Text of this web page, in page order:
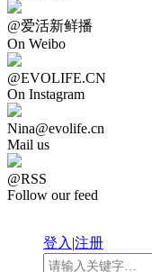
@爱活新鲜播
On Weibo
@EVOLIFE.CN
On Instagram
Nina@evolife.cn
Mail us
@RSS
Follow our feed
登入|注册